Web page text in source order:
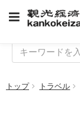
トップ トラベル